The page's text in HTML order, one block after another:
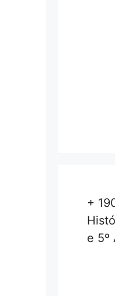
+
e 5º